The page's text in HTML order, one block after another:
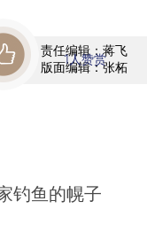
责任编辑：蒋飞
版面编辑：张柘
1人赞赏
钓鱼的幌子